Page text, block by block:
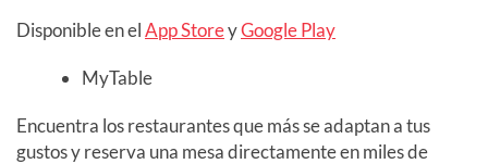
Disponible en elApp StoreyGoogle Play
MyTable
Encuentra los restaurantes que más se adaptan a tus
gustos y reserva una mesa directamente en miles de